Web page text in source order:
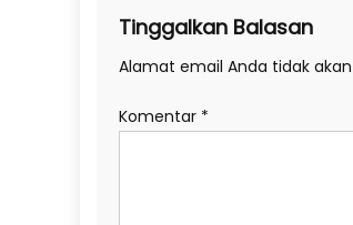
Tinggalkan Balasan
Alamat email Anda tidak
Komentar *